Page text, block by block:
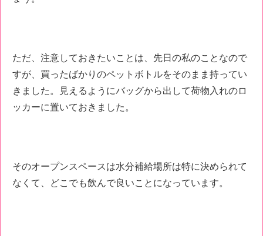
ただ、注意しておきたいことは、先日の私のことなので
すが、買ったばかりのペットボトルをそのまま持ってい
きました。見えるようにバッグから出して荷物入れのロ
ッカーに置いておきました。
そのオープンスペースは水分補給場所は特に決められて
なくて、どこでも飲んで良いことになっています。